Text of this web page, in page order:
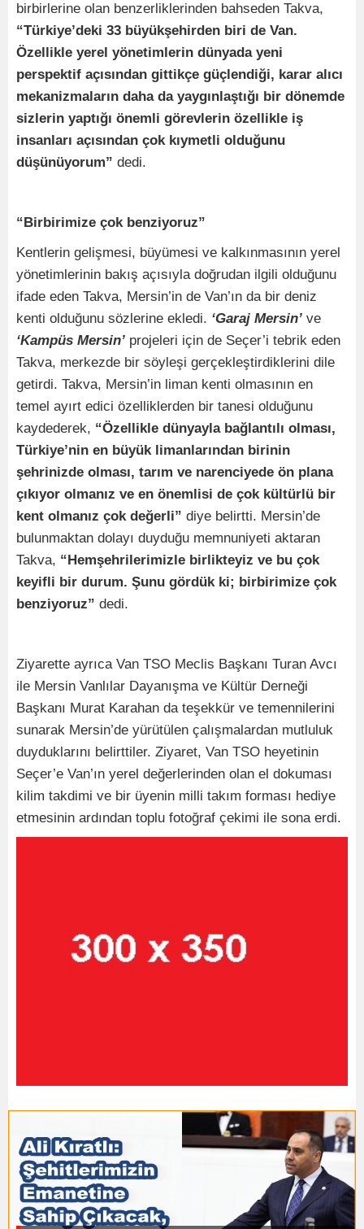
birbirlerine olan benzerliklerinden bahseden Takva,
“Türkiye’deki 33 büyükşehirden biri de Van.
Özellikle yerel yönetimlerin dünyada yeni
perspektif açısından gittikçe güçlendiği, karar alıcı
mekanizmaların daha da yaygınlaştığı bir dönemde
sizlerin yaptığı önemli görevlerin özellikle iş
insanları açısından çok kıymetli olduğunu
düşünüyorum” dedi.
“Birbirimize çok benziyoruz”
Kentlerin gelişmesi, büyümesi ve kalkınmasının yerel
yönetimlerinin bakış açısıyla doğrudan ilgili olduğunu
ifade eden Takva, Mersin’in de Van’ın da bir deniz
kenti olduğunu sözlerine ekledi. ‘Garaj Mersin’ ve
‘Kampüs Mersin’ projeleri için de Seçer’i tebrik eden
Takva, merkezde bir söyleşi gerçekleştirdiklerini dile
getirdi. Takva, Mersin’in liman kenti olmasının en
temel ayırt edici özelliklerden bir tanesi olduğunu
kaydederek, “Özellikle dünyayla bağlantılı olması,
Türkiye’nin en büyük limanlarından birinin
şehrinizde olması, tarım ve narenciyede ön plana
çıkıyor olmanız ve en önemlisi de çok kültürlü bir
kent olmanız çok değerli” diye belirtti. Mersin’de
bulunmaktan dolayı duyduğu memnuniyeti aktaran
Takva, “Hemşehrilerimizle birlikteyiz ve bu çok
keyifli bir durum. Şunu gördük ki; birbirimize çok
benziyoruz” dedi.
Ziyarette ayrıca Van TSO Meclis Başkanı Turan Avcı
ile Mersin Vanlılar Dayanışma ve Kültür Derneği
Başkanı Murat Karahan da teşekkür ve temennilerini
sunarak Mersin’de yürütülen çalışmalardan mutluluk
duyduklarını belirttiler. Ziyaret, Van TSO heyetinin
Seçer’e Van’ın yerel değerlerinden olan el dokuması
kilim takdimi ve bir üyenin milli takım forması hediye
etmesinin ardından toplu fotoğraf çekimi ile sona erdi.